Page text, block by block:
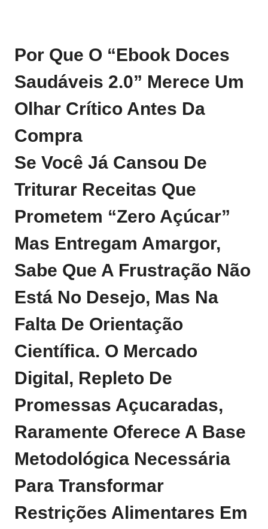
Por Que O “Ebook Doces
Saudáveis 2.0” Merece Um
Olhar Crítico Antes Da
Compra
Se Você Já Cansou De
Triturar Receitas Que
Prometem “zero Açúcar”
Mas Entregam Amargor,
Sabe Que A Frustração Não
Está No Desejo, Mas Na
Falta De Orientação
Científica. O Mercado
Digital, Repleto De
Promessas Açucaradas,
Raramente Oferece A Base
Metodológica Necessária
Para Transformar
Restrições Alimentares Em